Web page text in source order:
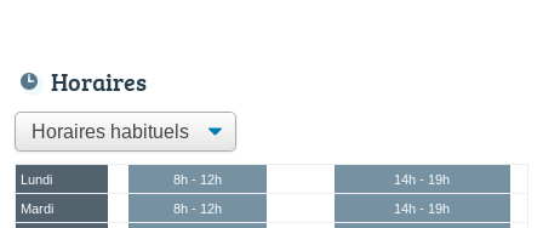
Horaires
Lundi 8h - 12h
14h - 19h
Mardi
8h - 12h
14h - 19h